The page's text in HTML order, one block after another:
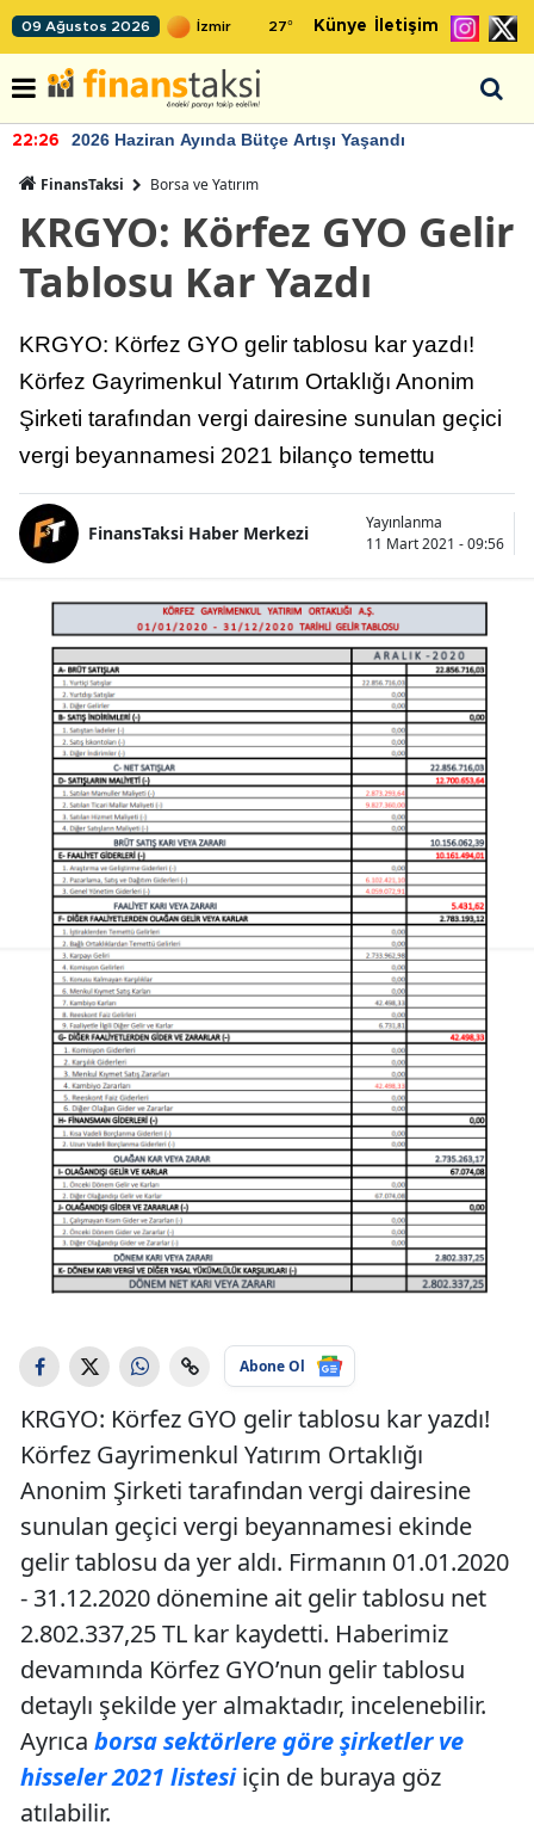
09 Ağustos 2026 27° Künye İletişim
22:26 2026 Haziran Ayında Bütçe Artışı Yaşandı
FinansTaksi Borsa ve Yatırım
KRGYO: Körfez GYO Gelir
Tablosu Kar Yazdı
KRGYO: Körfez GYO gelir tablosu kar yazdı!
Körfez Gayrimenkul Yatırım Ortaklığı Anonim
Şirketi tarafından vergi dairesine sunulan geçici
vergi beyannamesi 2021 bilanço temettu
FinansTaksi Haber Merkezi
Yayınlanma
11 Mart 2021 - 09:56
Abone Ol
KRGYO: Körfez GYO gelir tablosu kar yazdı!
Körfez Gayrimenkul Yatırım Ortaklığı
Anonim Şirketi tarafından vergi dairesine
sunulan geçici vergi beyannamesi ekinde
gelir tablosu da yer aldı. Firmanın 01.01.2020
- 31.12.2020 dönemine ait gelir tablosu net
2.802.337,25 TL kar kaydetti. Haberimiz
devamında Körfez GYO’nun gelir tablosu
detaylı şekilde yer almaktadır, incelenebilir.
Ayrıca borsa sektörlere göre şirketler ve
hisseler 2021 listesiiçin de buraya göz
atılabilir.